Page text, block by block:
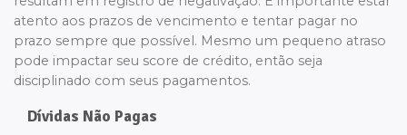
atento aos prazos de vencimento e tentar pagar no
prazo sempre que possível. Mesmo um pequeno atraso
pode impactar seu score de crédito, então seja
disciplinado com seus pagamentos.
Dívidas Não Pagas